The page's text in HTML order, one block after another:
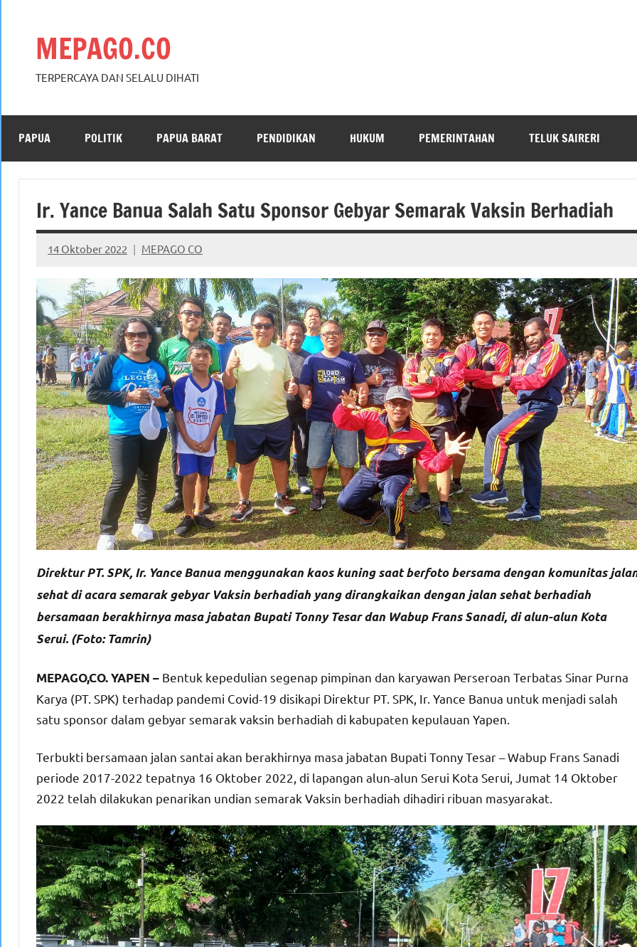
MEPAGO.CO
TERPERCAYA DAN SELALU DIHATI
PAPUA POLITIK PAPUA BARAT PENDIDIKAN HUKUM PEMERINTAHAN TELUK SAIRERI
Ir. Yance Banua Salah Satu Sponsor Gebyar Semarak Vaksin Berhadiah
14 Oktober 2022 MEPAGO CO
No
comments
Direktur PT. SPK, Ir. Yance Banua menggunakan kaos kuning saat berfoto bersama dengan komunitas
sehat di acara semarak gebyar Vaksin berhadiah yang dirangkaikan dengan jalan sehat berhadiah
bersamaan berakhirnya masa jabatan Bupati Tonny Tesar dan Wabup Frans Sanadi, di alun-alun Kota
Serui. (Foto: Tamrin)
MEPAGO,CO. YAPEN – Bentuk kepedulian segenap pimpinan dan karyawan Perseroan Terbatas Sinar Purna
Karya (PT. SPK) terhadap pandemi Covid-19 disikapi Direktur PT. SPK, Ir. Yance Banua untuk menjadi salah
satu sponsor dalam gebyar semarak vaksin berhadiah di kabupaten kepulauan Yapen.
Terbukti bersamaan jalan santai akan berakhirnya masa jabatan Bupati Tonny Tesar – Wabup Frans Sanadi
periode 2017-2022 tepatnya 16 Oktober 2022, di lapangan alun-alun Serui Kota Serui, Jumat 14 Oktober
2022 telah dilakukan penarikan undian semarak Vaksin berhadiah dihadiri ribuan masyarakat.